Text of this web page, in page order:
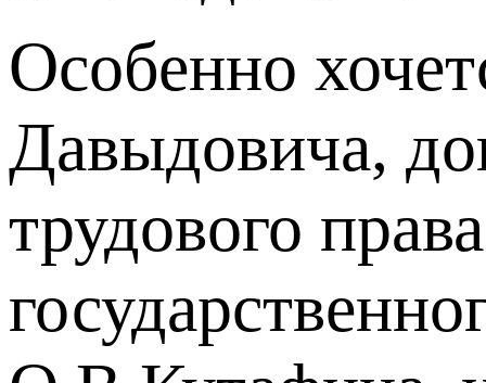
Особенно
Давыдовича,
трудового